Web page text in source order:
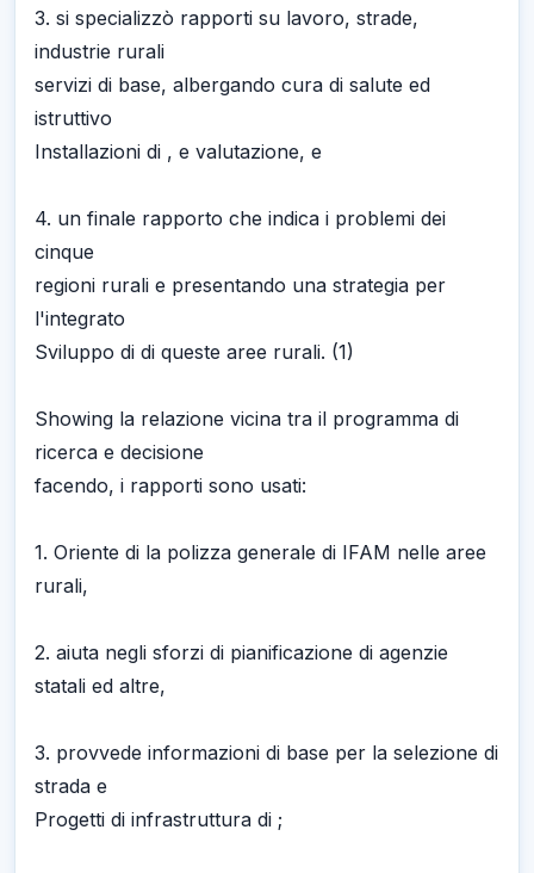
3. si specializzò rapporti su lavoro, strade,
industrie rurali
servizi di base, albergando cura di salute ed
istruttivo
Installazioni di , e valutazione, e
4. un finale rapporto che indica i problemi dei
cinque
regioni rurali e presentando una strategia per
l'integrato
Sviluppo di di queste aree rurali. (1)
Showing la relazione vicina tra il programma di
ricerca e decisione
facendo, i rapporti sono usati:
1. Oriente di la polizza generale di IFAM nelle aree
rurali,
2. aiuta negli sforzi di pianificazione di agenzie
statali ed altre,
3. provvede informazioni di base per la selezione di
strada e
Progetti di infrastruttura di ;